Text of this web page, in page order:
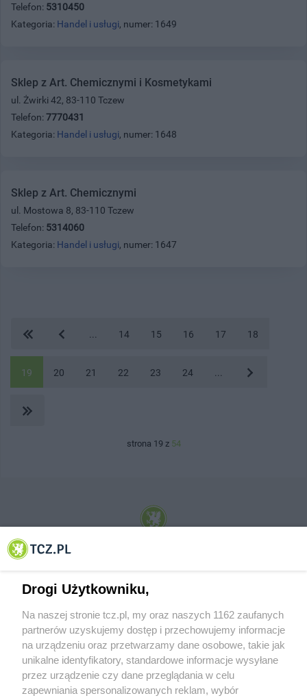
Telefon: 5310450
Kategoria: Handel i usługi, numer: 1649
Sklep z Art. Chemicznymi i Kosmetykami
ul. Żwirki 42, 83-110 Tczew
Telefon: 7770431
Kategoria: Handel i usługi, numer: 1648
Sklep z Art. Chemicznymi
ul. Mostowa 8, 83-110 Tczew
Telefon: 5314060
Kategoria: Handel i usługi, numer: 1647
14 15 16 17 18
19 20 21 22 23 24
strona 19 z 54
© 2001-2026 Tczew - TCZ.PL Sp. z o.o. Internetowy Serwis Informacyjny Miasta
O FIRMIE POLITYKA PRYWATNOŚCI HOSTING
Drogi Użytkowniku,
Na naszej stronie tcz.pl, my oraz naszych 1162 zaufanych
partnerów uzyskujemy dostęp i przechowujemy informacje
na urządzeniu oraz przetwarzamy dane osobowe, takie jak
unikalne identyfikatory, standardowe informacje wysyłane
przez urządzenie czy dane przeglądania w celu
zapewniania spersonalizowanych reklam, wybór